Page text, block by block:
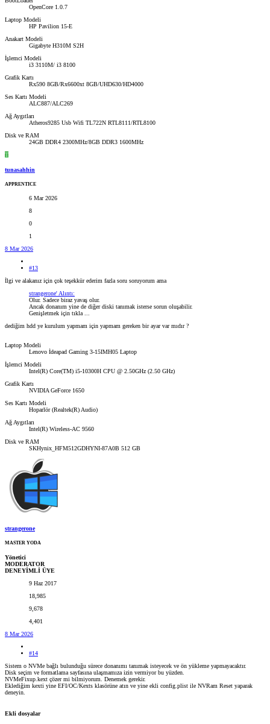
OpenCore 1.0.7
Laptop Modeli
HP Pavilion 15-E
Anakart Modeli
Gigabyte H310M S2H
İşlemci Modeli
i3 3110M/ i3 8100
Grafik Kartı
Rx590 8GB/Rx6600xt 8GB/UHD630/HD4000
Ses Kartı Modeli
ALC887/ALC269
Ağ Aygıtları
Atheros9285 Usb Wifi TL722N RTL8111/RTL8100
Disk ve RAM
24GB DDR4 2300MHz/8GB DDR3 1600MHz
T
tunasahhin
APPRENTICE
6 Mar 2026
8
0
1
8 Mar 2026
#13
İlgi ve alakanız için çok teşekkür ederim fazla soru soruyorum ama
strangerone' Alıntı:
Olur. Sadece biraz yavaş olur.
Ancak donanım yine de diğer diski tanımak isterse sorun oluşabilir.
Genişletmek için tıkla ...
dediğim hdd ye kurulum yapmam için yapmam gereken bir ayar var mıdır ?
Laptop Modeli
Lenovo İdeapad Gaming 3-15IMH05 Laptop
İşlemci Modeli
Intel(R) Core(TM) i5-10300H CPU @ 2.50GHz (2.50 GHz)
Grafik Kartı
NVIDIA GeForce 1650
Ses Kartı Modeli
Hoparlör (Realtek(R) Audio)
Ağ Aygıtları
Intel(R) Wireless-AC 9560
Disk ve RAM
SKHynix_HFM512GDHYNI-87A0B 512 GB
strangerone
MASTER YODA
Yönetici
MODERATOR
DENEYİMLİ ÜYE
9 Haz 2017
18,985
9,678
4,401
8 Mar 2026
#14
Sistem o NVMe bağlı bulunduğu sürece donanımı tanımak isteyecek ve ön yükleme yapmayacaktır.
Disk seçim ve formatlama sayfasına ulaşmamıza izin vermiyor bu yüzden.
NVMeFixup.kext çözer mi bilmiyorum. Denemek gerekir.
Eklediğim kexti yine EFI/OC/Kexts klasörüne atın ve yine ekli config.plist ile NVRam Reset yaparak
deneyin.
Ekli dosyalar